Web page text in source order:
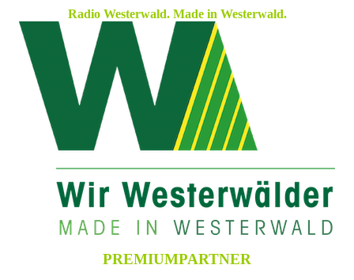
Radio Westerwald. Made in Westerwald.
PREMIUMPARTNER